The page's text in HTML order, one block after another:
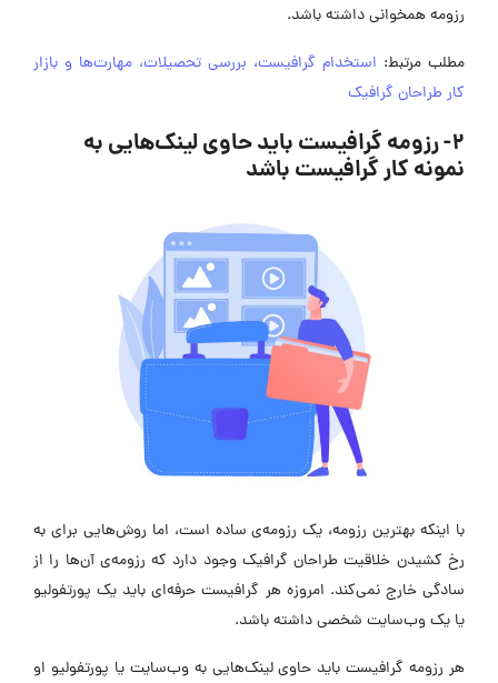
رزومه همخوانی داشته باشد.
مطلب مرتبط: استخدام گرافیست، بررسی تحصیلات، مهارت‌ها و بازار
کار طراحان گرافیک
۲- رزومه گرافیست باید حاوی لینک‌هایی به
نمونه کار گرافیست باشد
با اینکه بهترین رزومه، یک رزومه‌ی ساده است، اما روش‌هایی برای به
رخ کشیدن خلاقیت طراحان گرافیک وجود دارد که رزومه‌ی آن‌ها را از
سادگی خارج نمی‌کند. امروزه هر گرافیست حرفه‌ای باید یک پورتفولیو
یا یک وب‌سایت شخصی داشته باشد.
هر رزومه گرافیست باید حاوی لینک‌هایی به وب‌سایت یا پورتفولیو او